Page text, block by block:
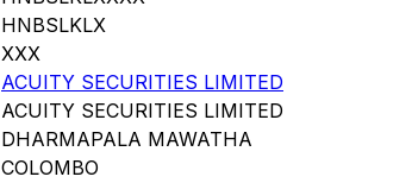
HNBSLKLX
XXX
ACUITY SECURITIES LIMITED
ACUITY SECURITIES LIMITED
DHARMAPALA MAWATHA
COLOMBO